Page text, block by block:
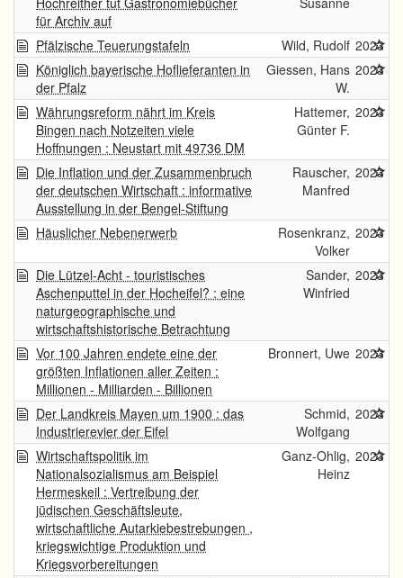
für Archiv auf
Pfälzische Teuerungstafeln Wild, Rudolf 2023
Königlich bayerische Hoflieferanten in
der Pfalz
Giessen, Hans
W.
2023
Währungsreform nährt im Kreis
Bingen nach Notzeiten viele
Hoffnungen : Neustart mit 49736 DM
Hattemer,
Günter F.
2023
Die Inflation und der Zusammenbruch
der deutschen Wirtschaft : informative
Ausstellung in der Bengel-Stiftung
Rauscher,
Manfred
2023
Häuslicher Nebenerwerb
Rosenkranz,
Volker
2023
Die Lützel-Acht - touristisches
Aschenputtel in der Hocheifel? : eine
naturgeographische und
wirtschaftshistorische Betrachtung
Sander,
Winfried
2023
Vor 100 Jahren endete eine der
größten Inflationen aller Zeiten :
Millionen - Milliarden - Billionen
Bronnert, Uwe 2023
Der Landkreis Mayen um 1900 : das
Industrierevier der Eifel
Schmid,
Wolfgang
2023
Wirtschaftspolitik im
Nationalsozialismus am Beispiel
Hermeskeil : Vertreibung der
jüdischen Geschäftsleute,
wirtschaftliche Autarkiebestrebungen ,
kriegswichtige Produktion und
Kriegsvorbereitungen
Ganz-Ohlig,
Heinz
2023